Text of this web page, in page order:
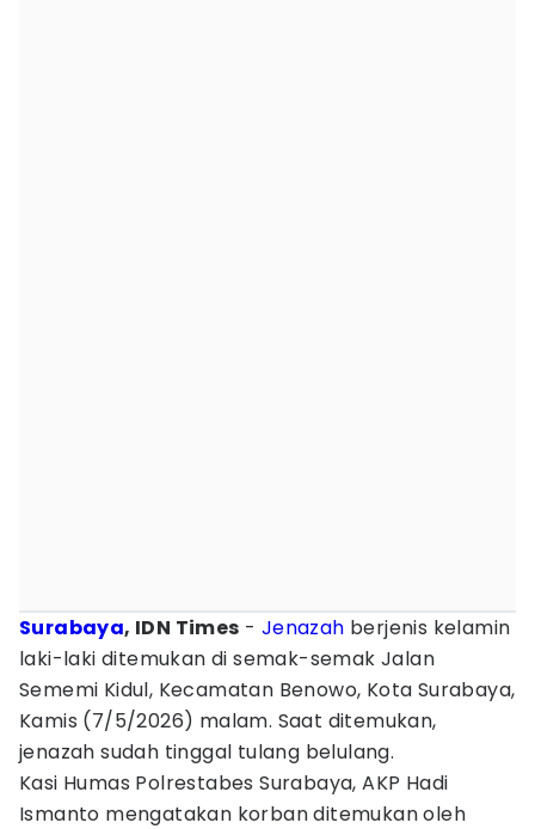
Surabaya, IDN Times - Jenazah berjenis kelamin
laki-laki ditemukan di semak-semak Jalan
Sememi Kidul, Kecamatan Benowo, Kota Surabaya,
Kamis (7/5/2026) malam. Saat ditemukan,
jenazah sudah tinggal tulang belulang.
Kasi Humas Polrestabes Surabaya, AKP Hadi
Ismanto mengatakan korban ditemukan oleh